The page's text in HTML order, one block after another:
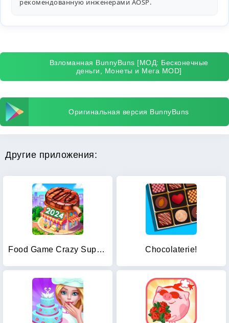
рекомендованную инженерами AOSP.
Взломанная BunnyBuns [МОД: Бесконечные
деньги, Монеты и Мега MOD]
Оригинальная версия BunnyBuns
Другие приложения:
Food Game Crazy Super Chef Chocolaterie!